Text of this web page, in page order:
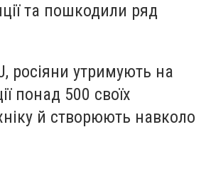
та пошкодили ряд
росіяни утримують на
понад 500 своїх
й створюють навколо